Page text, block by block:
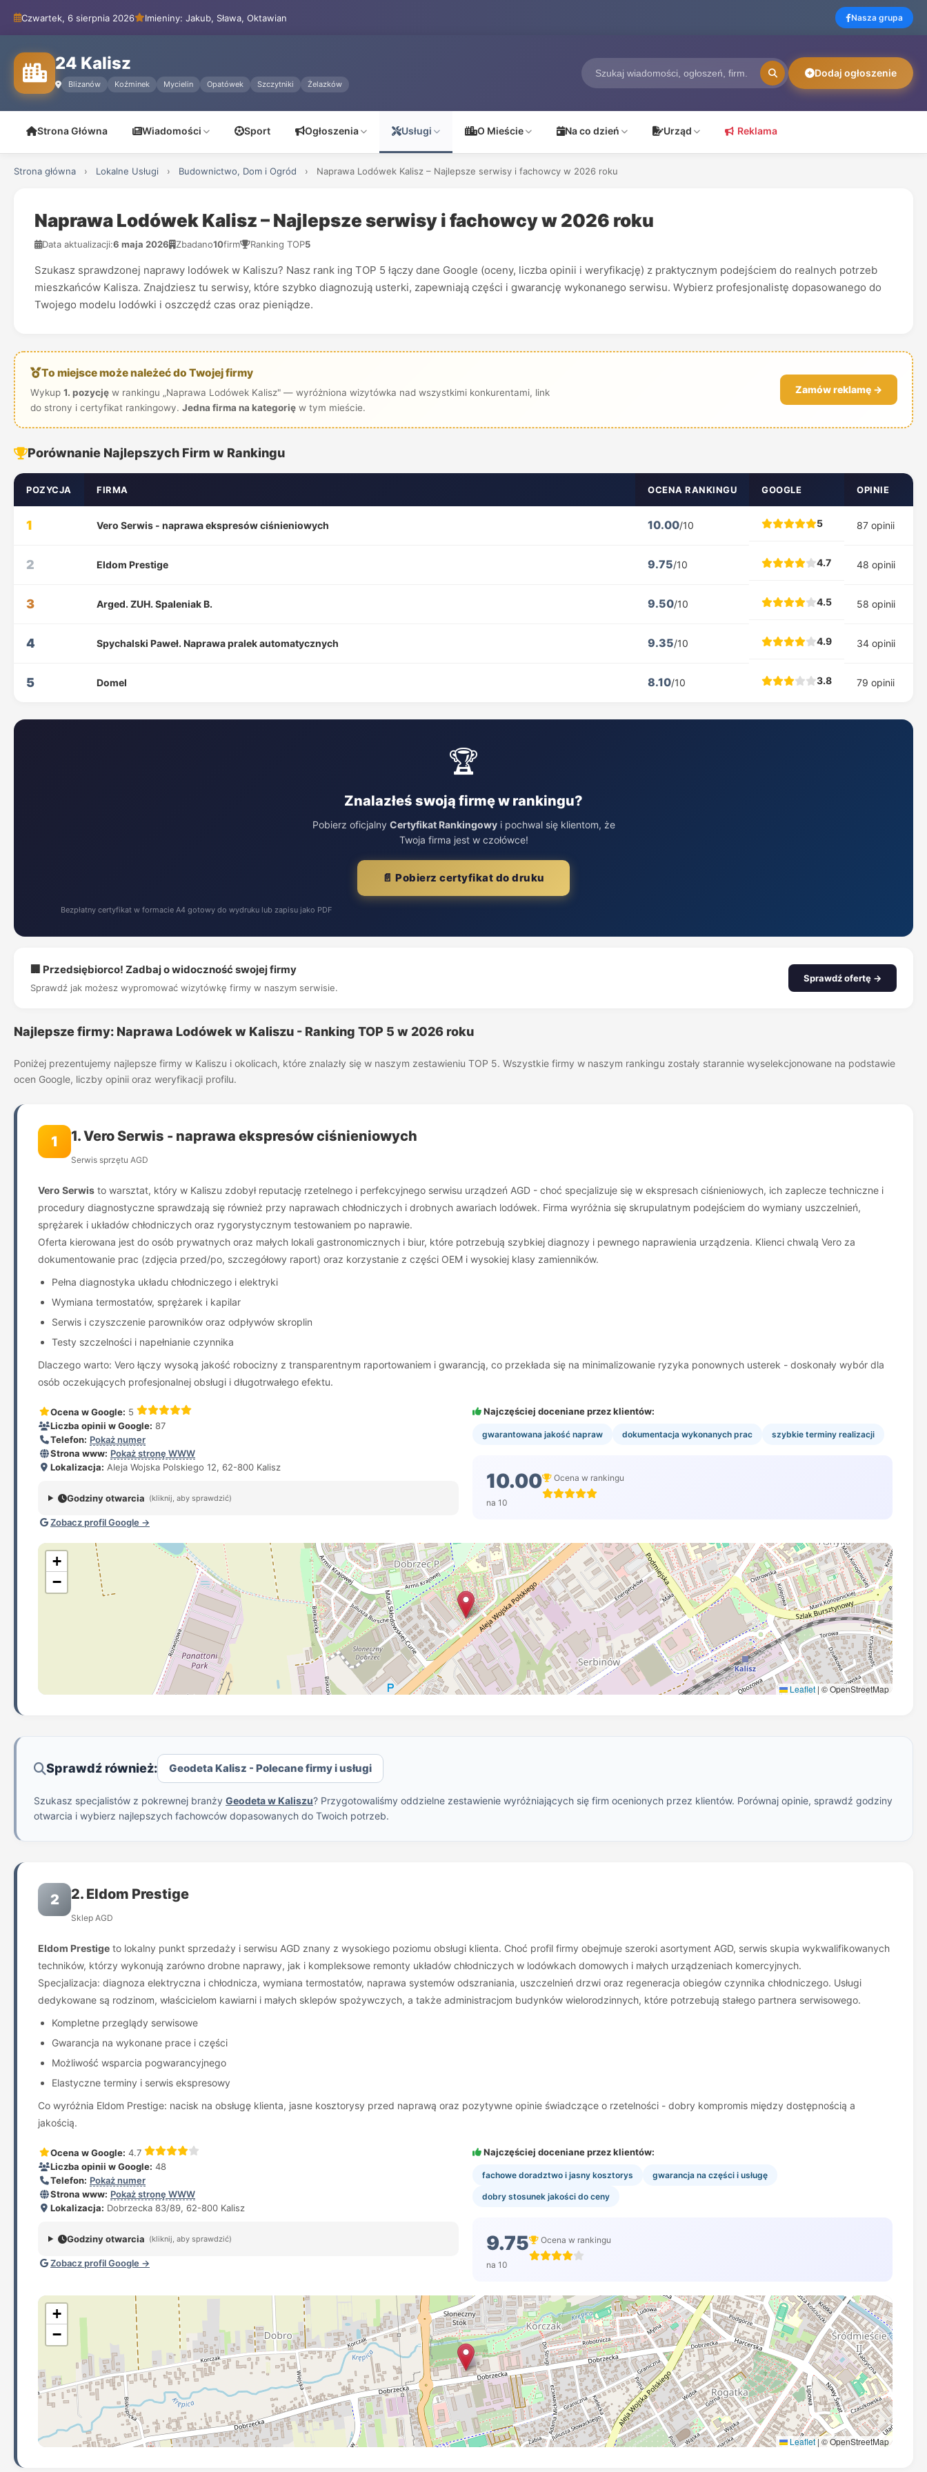
Czwartek, 6 sierpnia 2026 Imieniny: Jakub, Sława, Oktawian Nasza grupa
24 Kalisz
Blizanów Koźminek Mycielin Opatówek Szczytniki Żelazków
Dodaj ogłoszenie
Strona Główna Wiadomości Sport Ogłoszenia Usługi O Mieście Na co dzień Urząd Reklama
Strona główna › Lokalne Usługi › Budownictwo, Dom i Ogród › Naprawa Lodówek Kalisz – Najlepsze serwisy i fachowcy w 2026 roku
Naprawa Lodówek Kalisz – Najlepsze serwisy i fachowcy w 2026 roku
Data aktualizacji:6 maja 2026 Zbadano10firm Ranking TOP5
Szukasz sprawdzonej naprawy lodówek w Kaliszu? Nasz rank ing TOP 5 łączy dane Google (oceny, liczba opinii i weryfikację) z praktycznym podejściem do realnych potrzeb
mieszkańców Kalisza. Znajdziesz tu serwisy, które szybko diagnozują usterki, zapewniają części i gwarancję wykonanego serwisu. Wybierz profesjonalistę dopasowanego do
Twojego modelu lodówki i oszczędź czas oraz pieniądze.
To miejsce może należeć do Twojej firmy
Wykup 1. pozycjęw rankingu „Naprawa Lodówek Kalisz" — wyróżniona wizytówka nad wszystkimi konkurentami, link
do strony i certyfikat rankingowy. Jedna firma na kategorięw tym mieście.
Zamów reklamę →
Porównanie Najlepszych Firm w Rankingu
POZYCJA FIRMA OCENA RANKINGU GOOGLE OPINIE
1 Vero Serwis - naprawa ekspresów ciśnieniowych 10.00/10 5 87 opinii
2 Eldom Prestige 9.75/10 4.7 48 opinii
3 Arged. ZUH. Spaleniak B. 9.50/10 4.5 58 opinii
4 Spychalski Paweł. Naprawa pralek automatycznych 9.35/10 4.9 34 opinii
5 Domel 8.10/10 3.8 79 opinii
🏆
Znalazłeś swoją firmę w rankingu?
Pobierz oficjalny Certyfikat Rankingowyi pochwal się klientom, że
Twoja firma jest w czołówce!
📄 Pobierz certyfikat do druku
Bezpłatny certyfikat w formacie A4 gotowy do wydruku lub zapisu jako PDF
🏢 Przedsiębiorco! Zadbaj o widoczność swojej firmy
Sprawdź jak możesz wypromować wizytówkę firmy w naszym serwisie.
Sprawdź ofertę →
Najlepsze firmy: Naprawa Lodówek w Kaliszu - Ranking TOP 5 w 2026 roku
Poniżej prezentujemy najlepsze firmy w Kaliszu i okolicach, które znalazły się w naszym zestawieniu TOP 5. Wszystkie firmy w naszym rankingu zostały starannie wyselekcjonowane na podstawie
ocen Google, liczby opinii oraz weryfikacji profilu.
1 1. Vero Serwis - naprawa ekspresów ciśnieniowych
Serwis sprzętu AGD
Vero Serwis to warsztat, który w Kaliszu zdobył reputację rzetelnego i perfekcyjnego serwisu urządzeń AGD - choć specjalizuje się w ekspresach ciśnieniowych, ich zaplecze techniczne i
procedury diagnostyczne sprawdzają się również przy naprawach chłodniczych i drobnych awariach lodówek. Firma wyróżnia się skrupulatnym podejściem do wymiany uszczelnień,
sprężarek i układów chłodniczych oraz rygorystycznym testowaniem po naprawie.
Oferta kierowana jest do osób prywatnych oraz małych lokali gastronomicznych i biur, które potrzebują szybkiej diagnozy i pewnego naprawienia urządzenia. Klienci chwalą Vero za
dokumentowanie prac (zdjęcia przed/po, szczegółowy raport) oraz korzystanie z części OEM i wysokiej klasy zamienników.
Pełna diagnostyka układu chłodniczego i elektryki
Wymiana termostatów, sprężarek i kapilar
Serwis i czyszczenie parowników oraz odpływów skroplin
Testy szczelności i napełnianie czynnika
Dlaczego warto: Vero łączy wysoką jakość robocizny z transparentnym raportowaniem i gwarancją, co przekłada się na minimalizowanie ryzyka ponownych usterek - doskonały wybór dla
osób oczekujących profesjonalnej obsługi i długotrwałego efektu.
Ocena w Google: 5
Liczba opinii w Google: 87
Telefon: Pokaż numer
Strona www: Pokaż stronę WWW
Lokalizacja: Aleja Wojska Polskiego 12, 62-800 Kalisz
Godziny otwarcia (kliknij, aby sprawdzić)
Zobacz profil Google →
Najczęściej doceniane przez klientów:
gwarantowana jakość napraw dokumentacja wykonanych prac szybkie terminy realizacji
10.00
na 10
Ocena w rankingu
+
−
Leaflet | © OpenStreetMap
Sprawdź również: Geodeta Kalisz - Polecane firmy i usługi
Szukasz specjalistów z pokrewnej branży Geodeta w Kaliszu? Przygotowaliśmy oddzielne zestawienie wyróżniających się firm ocenionych przez klientów. Porównaj opinie, sprawdź godziny
otwarcia i wybierz najlepszych fachowców dopasowanych do Twoich potrzeb.
2 2. Eldom Prestige
Sklep AGD
Eldom Prestige to lokalny punkt sprzedaży i serwisu AGD znany z wysokiego poziomu obsługi klienta. Choć profil firmy obejmuje szeroki asortyment AGD, serwis skupia wykwalifikowanych
techników, którzy wykonują zarówno drobne naprawy, jak i kompleksowe remonty układów chłodniczych w lodówkach domowych i małych urządzeniach komercyjnych.
Specjalizacja: diagnoza elektryczna i chłodnicza, wymiana termostatów, naprawa systemów odszraniania, uszczelnień drzwi oraz regeneracja obiegów czynnika chłodniczego. Usługi
dedykowane są rodzinom, właścicielom kawiarni i małych sklepów spożywczych, a także administracjom budynków wielorodzinnych, które potrzebują stałego partnera serwisowego.
Kompletne przeglądy serwisowe
Gwarancja na wykonane prace i części
Możliwość wsparcia pogwarancyjnego
Elastyczne terminy i serwis ekspresowy
Co wyróżnia Eldom Prestige: nacisk na obsługę klienta, jasne kosztorysy przed naprawą oraz pozytywne opinie świadczące o rzetelności - dobry kompromis między dostępnością a
jakością.
Ocena w Google: 4.7
Liczba opinii w Google: 48
Telefon: Pokaż numer
Strona www: Pokaż stronę WWW
Lokalizacja: Dobrzecka 83/89, 62-800 Kalisz
Godziny otwarcia (kliknij, aby sprawdzić)
Zobacz profil Google →
Najczęściej doceniane przez klientów:
fachowe doradztwo i jasny kosztorys gwarancja na części i usługę
dobry stosunek jakości do ceny
9.75
na 10
Ocena w rankingu
+
−
Leaflet| © OpenStreetMap